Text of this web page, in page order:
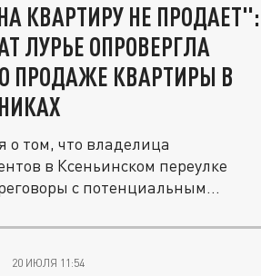
КВАРТИРУ НЕ ПРОДАЕТ":
ЛУРЬЕ ОПРОВЕРГЛА
ПРОДАЖЕ КВАРТИРЫ В
о том, что владелица
в Ксеньинском переулке
с потенциальным
20 ИЮЛЯ 11:54